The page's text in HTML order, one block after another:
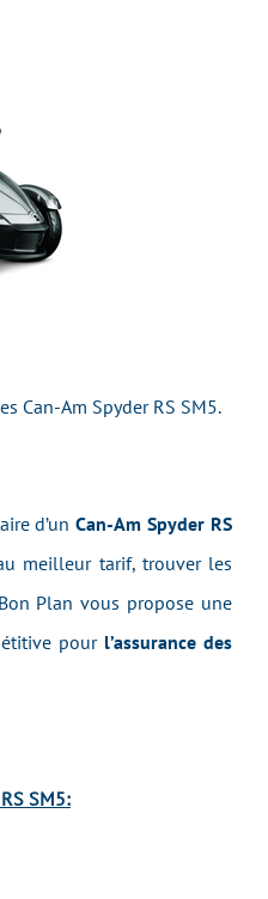
Can-Am Spyder RS SM5.
d’unCan-Am Spyder RS
meilleur tarif, trouver les
Plan vous propose une
pour l’assurance des
SM5: